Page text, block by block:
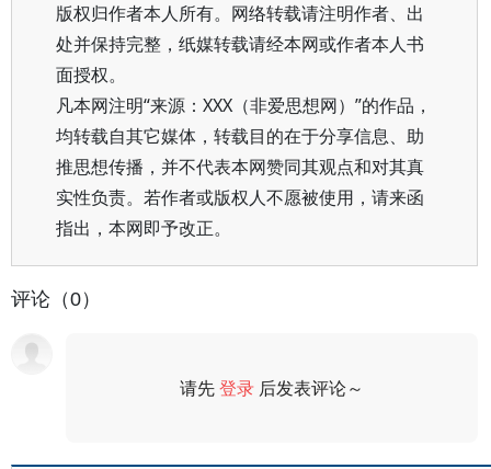
版权归作者本人所有。网络转载请注明作者、出
处并保持完整，纸媒转载请经本网或作者本人书
面授权。
凡本网注明“来源：XXX（非爱思想网）”的作品，
均转载自其它媒体，转载目的在于分享信息、助
推思想传播，并不代表本网赞同其观点和对其真
实性负责。若作者或版权人不愿被使用，请来函
指出，本网即予改正。
评论（0）
请先登录 后发表评论～